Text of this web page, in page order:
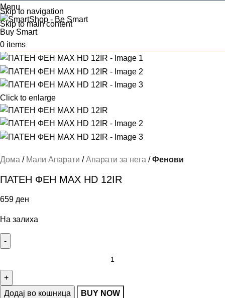
Skip to navigation
Skip to main content
Menu
0 items
Click to enlarge
Дома Мали Апарати Апарати за нега Фенови
ПАТЕН ФЕН MAX HD 12IR
659 ден
На залиха
Додај во кошница BUY NOW